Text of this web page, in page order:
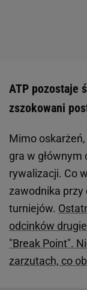
ATP pozostaje
zszokowani
Mimo
gra w głównym
rywalizacji. Co
zawodnika przy
turniejów.
odcinków
"Break Point".
zarzutach, co